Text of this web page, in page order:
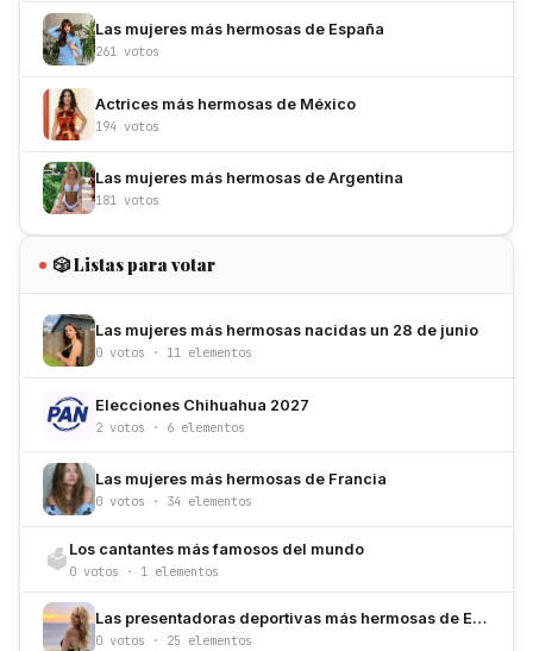
Las mujeres más hermosas de España
261 votos
Actrices más hermosas de México
194 votos
Las mujeres más hermosas de Argentina
181 votos
🎲 Listas para votar
Las mujeres más hermosas nacidas un 28 de junio
0 votos · 11 elementos
Elecciones Chihuahua 2027
2 votos · 6 elementos
Las mujeres más hermosas de Francia
0 votos · 34 elementos
🗳️ Los cantantes más famosos del mundo
0 votos · 1 elementos
Las presentadoras deportivas más hermosas de Estados Unidos
0 votos · 25 elementos